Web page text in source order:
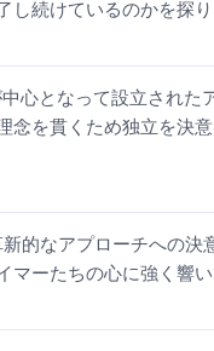
し続けているのかを探り
心となって設立された
念を貫くため独立を決
的なアプローチへの決
ーたちの心に強く響い